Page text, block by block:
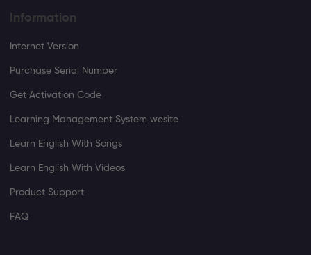
Information
Internet Version
Purchase Serial Number
Get Activation Code
Learning Management System wesite
Learn English With Songs
Learn English With Videos
Product Support
FAQ